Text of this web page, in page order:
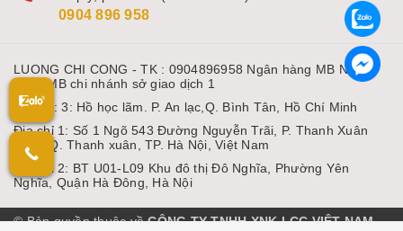
0904 896 958
LUONG CHI CONG - TK : 0904896958 Ngân hàng MB Ngân
hàng MB chi nhánh sở giao dịch 1
Địa chỉ: 3: Hồ học lãm. P. An lạc,Q. Bình Tân, Hồ Chí Minh
Địa chỉ 1: Số 1 Ngõ 543 Đường Nguyễn Trãi, P. Thanh Xuân
Nam, Q. Thanh xuân, TP. Hà Nội, Việt Nam
Địa chỉ 2: BT U01-L09 Khu đô thị Đô Nghĩa, Phường Yên
Nghĩa, Quận Hà Đông, Hà Nội
© Bản quyền thuộc vềCÔNG TY TNHH XNK LCC VIỆT NAM